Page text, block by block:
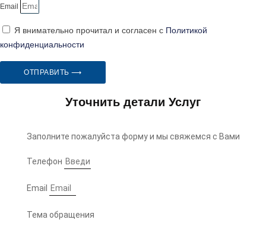
Email
Я внимательно прочитал и согласен с Политикой
конфиденциальности
ОТПРАВИТЬ ⟶
Уточнить детали Услуг
Заполните пожалуйста форму и мы свяжемся с Вами
Телефон
Email
Тема обращения